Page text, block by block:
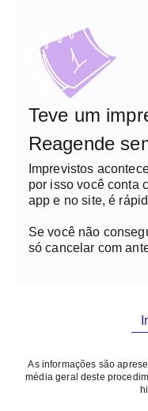
Teve um
Reagende
Imprevistos
por isso você conta
app e no site, é
Se você não
só cancelar com
As informações são
média geral deste